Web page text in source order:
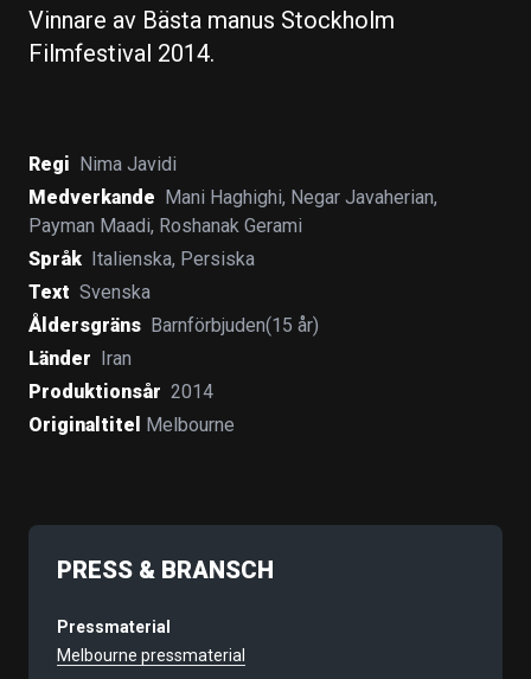
Vinnare av Bästa manus Stockholm
Filmfestival 2014.
Regi
Nima Javidi
Medverkande
Mani Haghighi, Negar Javaherian,
Payman Maadi, Roshanak Gerami
Språk
Italienska, Persiska
Text Svenska
Åldersgräns Barnförbjuden(15 år)
Länder
Iran
Produktionsår 2014
Originaltitel
Melbourne
PRESS & BRANSCH
Pressmaterial
Melbourne pressmaterial